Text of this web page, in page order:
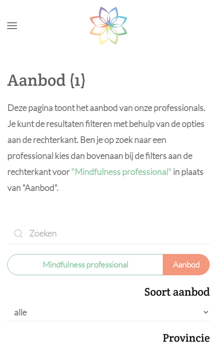
Skip to main content
Aanbod (1)
Deze pagina toont het aanbod van onze professionals.
Je kunt de resultaten filteren met behulp van de opties
aan de rechterkant. Ben je op zoek naar een
professional kies dan bovenaan bij de filters aan de
rechterkant voor"Mindfulness professional" in plaats
van "Aanbod".
Mindfulness professional Aanbod
Soort aanbod
Provincie